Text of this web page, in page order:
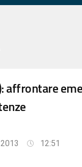
affrontare
12:51